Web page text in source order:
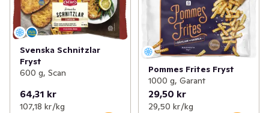
Svenska Schnitzlar
Fryst
600 g, Scan
64,31 kr
107,18 kr /kg
Pommes Frites Fryst
1000 g, Garant
29,50 kr
29,50 kr /kg